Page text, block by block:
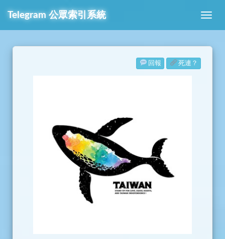
Telegram 公眾索引系統
回報 死連？